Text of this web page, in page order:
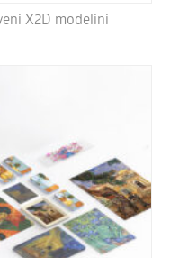
X2D modelini